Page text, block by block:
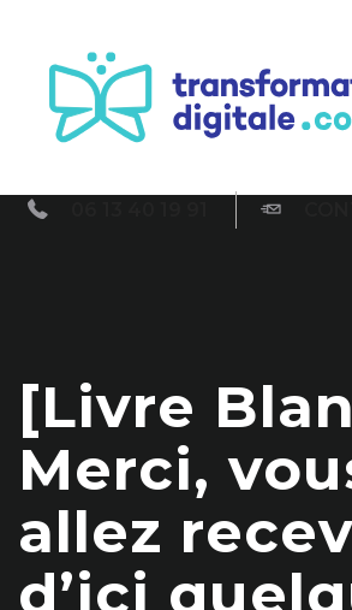
[Livre
Merci,
allez
d’ici